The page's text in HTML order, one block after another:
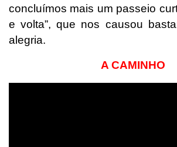
concluímos mais um passeio
e volta”, que nos causou
alegria.
A CAMINHO